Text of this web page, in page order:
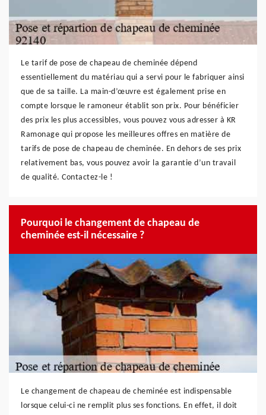
Le tarif de pose de chapeau de cheminée dépend
essentiellement du matériau qui a servi pour le fabriquer ainsi
que de sa taille. La main-d’œuvre est également prise en
compte lorsque le ramoneur établit son prix. Pour bénéficier
des prix les plus accessibles, vous pouvez vous adresser à KR
Ramonage qui propose les meilleures offres en matière de
tarifs de pose de chapeau de cheminée. En dehors de ses prix
relativement bas, vous pouvez avoir la garantie d’un travail
de qualité. Contactez-le !
Pourquoi le changement de chapeau de
cheminée est-il nécessaire ?
Le changement de chapeau de cheminée est indispensable
lorsque celui-ci ne remplit plus ses fonctions. En effet, il doit